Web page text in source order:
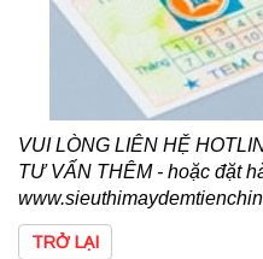
VUI LÒNG LIÊN HỆ
TƯ VẤN THÊM - hoặc đặt
TRỞ LẠI